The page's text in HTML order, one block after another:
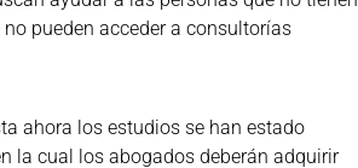
pueden acceder a consultorías
ahora los estudios se han estado
la cual los abogados deberán adquirir